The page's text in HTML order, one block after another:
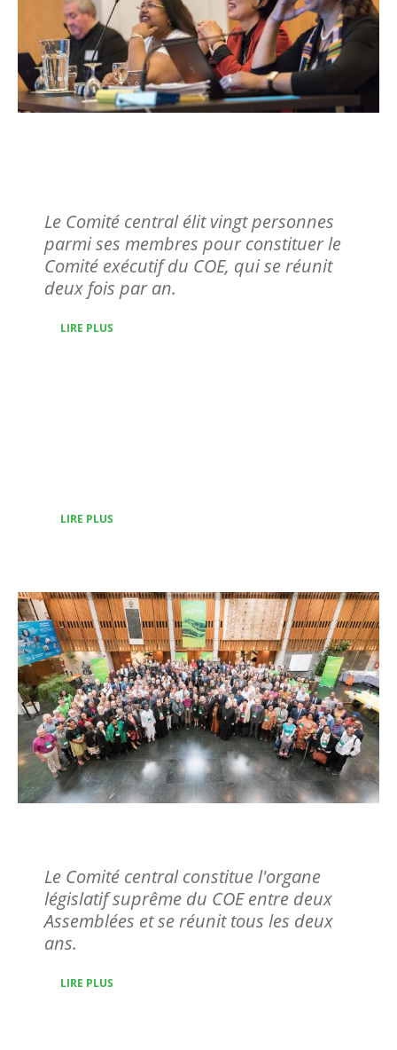
Le Comité central élit vingt personnes
parmi ses membres pour constituer le
Comité exécutif du COE, qui se réunit
deux fois par an.
LIRE PLUS
LIRE PLUS
Image
Le Comité central constitue l'organe
législatif suprême du COE entre deux
Assemblées et se réunit tous les deux
ans.
LIRE PLUS